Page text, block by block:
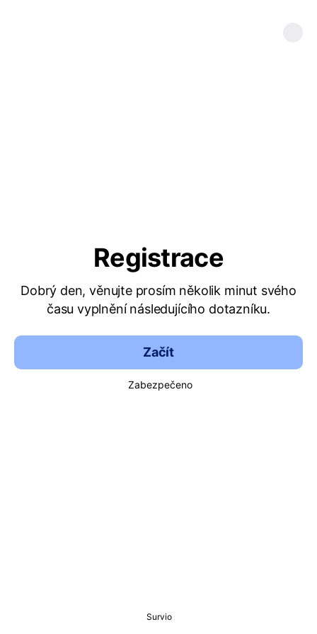
Registrace
Dobrý den, věnujte prosím několik minut svého
času vyplnění následujícího dotazníku.
Začít
Zabezpečeno
Survio